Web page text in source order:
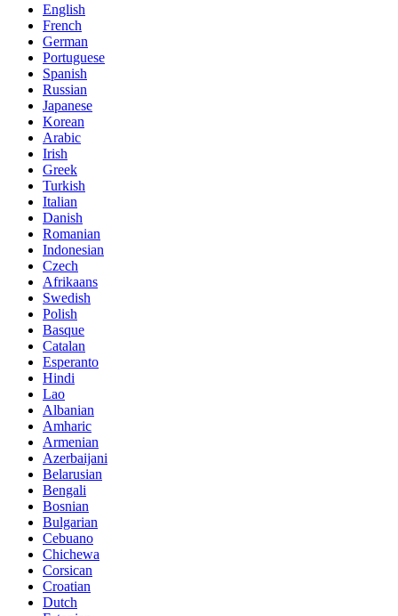
English
French
German
Portuguese
Spanish
Russian
Japanese
Korean
Arabic
Irish
Greek
Turkish
Italian
Danish
Romanian
Indonesian
Czech
Afrikaans
Swedish
Polish
Basque
Catalan
Esperanto
Hindi
Lao
Albanian
Amharic
Armenian
Azerbaijani
Belarusian
Bengali
Bosnian
Bulgarian
Cebuano
Chichewa
Corsican
Croatian
Dutch